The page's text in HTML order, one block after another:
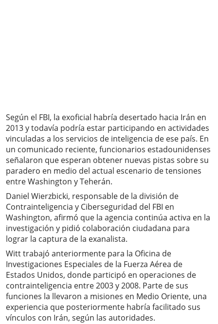
Según el FBI, la exoficial habría desertado hacia Irán en
2013 y todavía podría estar participando en actividades
vinculadas a los servicios de inteligencia de ese país. En
un comunicado reciente, funcionarios estadounidenses
señalaron que esperan obtener nuevas pistas sobre su
paradero en medio del actual escenario de tensiones
entre Washington y Teherán.
Daniel Wierzbicki, responsable de la división de
Contrainteligencia y Ciberseguridad del FBI en
Washington, afirmó que la agencia continúa activa en la
investigación y pidió colaboración ciudadana para
lograr la captura de la exanalista.
Witt trabajó anteriormente para la Oficina de
Investigaciones Especiales de la Fuerza Aérea de
Estados Unidos, donde participó en operaciones de
contrainteligencia entre 2003 y 2008. Parte de sus
funciones la llevaron a misiones en Medio Oriente, una
experiencia que posteriormente habría facilitado sus
vínculos con Irán, según las autoridades.